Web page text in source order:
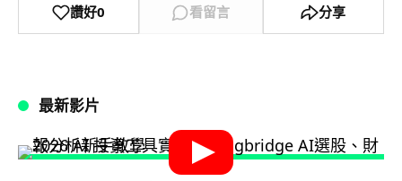
讚好0 看留言 分享
最新影片